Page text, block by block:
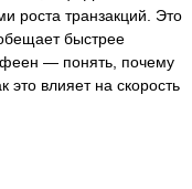
роста транзакций. Это
быстрее
— понять, почему
это влияет на скорость